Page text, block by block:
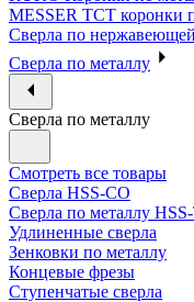
MESSER ТСТ коронки
Сверла по
Сверла по металлу
Сверла по металлу
Смотреть все товары
Сверла HSS-CO
Сверла по металлу
Удлиненные сверла
Зенковки по металлу
Концевые фрезы
Ступенчатые сверла